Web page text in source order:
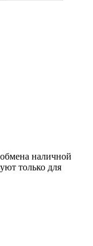
наличной
только для